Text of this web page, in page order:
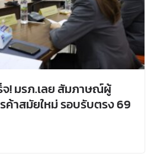
จ! มรภ.เลย สัมภาษณ์ผู้
ค้าสมัยใหม่ รอบรับตรง 69